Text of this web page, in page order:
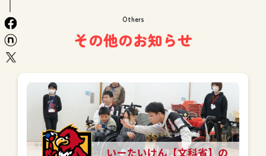
Others
その他のお知らせ